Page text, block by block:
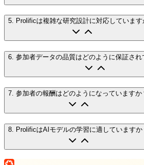
5. Prolificは複雑な研究設計に対応しています
6. 参加者データの品質はどのように保証され
7 参加者の報酬はどのようになっていますか
8 ProlificはAIモデルの学習に適していますか